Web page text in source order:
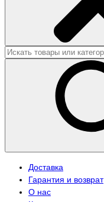
Доставка
Гарантия и возврат
О нас